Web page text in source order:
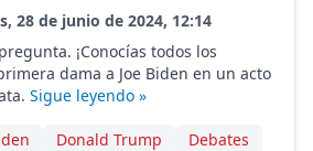
28 de junio de 2024, 12:14
¡Conocías todos los
dama a Joe Biden en un acto
Sigue leyendo »
Donald Trump Debates